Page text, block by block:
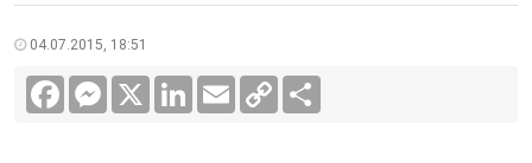
04.07.2015, 18:51
FacebookMessenger LinkedInEmail
Copy
Link